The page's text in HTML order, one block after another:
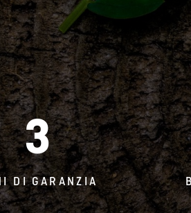
3
DI GARANZIA